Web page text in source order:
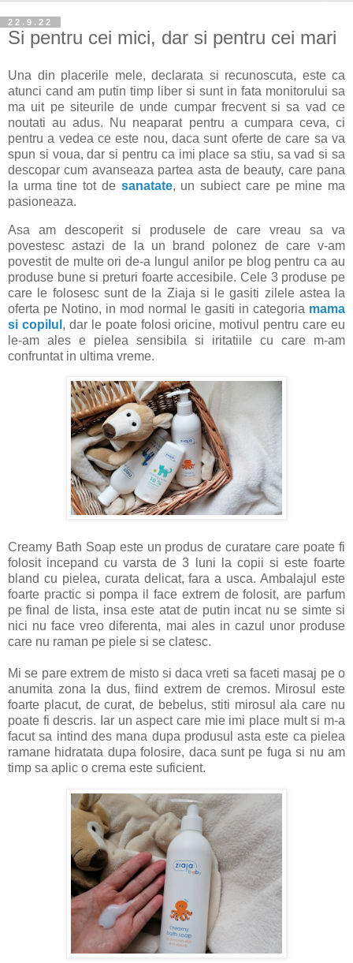
22.9.22
Si pentru cei mici, dar si pentru cei mari
Una din placerile mele, declarata si recunoscuta, este ca
atunci cand am putin timp liber si sunt in fata monitorului sa
ma uit pe siteurile de unde cumpar frecvent si sa vad ce
noutati au adus. Nu neaparat pentru a cumpara ceva, ci
pentru a vedea ce este nou, daca sunt oferte de care sa va
spun si voua, dar si pentru ca imi place sa stiu, sa vad si sa
descopar cum avanseaza partea asta de beauty, care pana
la urma tine tot de sanatate, un subiect care pe mine ma
pasioneaza.
Asa am descoperit si produsele de care vreau sa va
povestesc astazi de la un brand polonez de care v-am
povestit de multe ori de-a lungul anilor pe blog pentru ca au
produse bune si preturi foarte accesibile. Cele 3 produse pe
care le folosesc sunt de la Ziaja si le gasiti zilele astea la
oferta pe Notino, in mod normal le gasiti in categoria mama
si copilul , dar le poate folosi oricine, motivul pentru care eu
le-am ales e pielea sensibila si iritatiile cu care m-am
confruntat in ultima vreme.
Creamy Bath Soap este un produs de curatare care poate fi
folosit incepand cu varsta de 3 luni la copii si este foarte
bland cu pielea, curata delicat, fara a usca. Ambalajul este
foarte practic si pompa il face extrem de folosit, are parfum
pe final de lista, insa este atat de putin incat nu se simte si
nici nu face vreo diferenta, mai ales in cazul unor produse
care nu raman pe piele si se clatesc.
Mi se pare extrem de misto si daca vreti sa faceti masaj pe o
anumita zona la dus, fiind extrem de cremos. Mirosul este
foarte placut, de curat, de bebelus, stiti mirosul ala care nu
poate fi descris. Iar un aspect care mie imi place mult si m-a
facut sa intind des mana dupa produsul asta este ca pielea
ramane hidratata dupa folosire, daca sunt pe fuga si nu am
timp sa aplic o crema este suficient.